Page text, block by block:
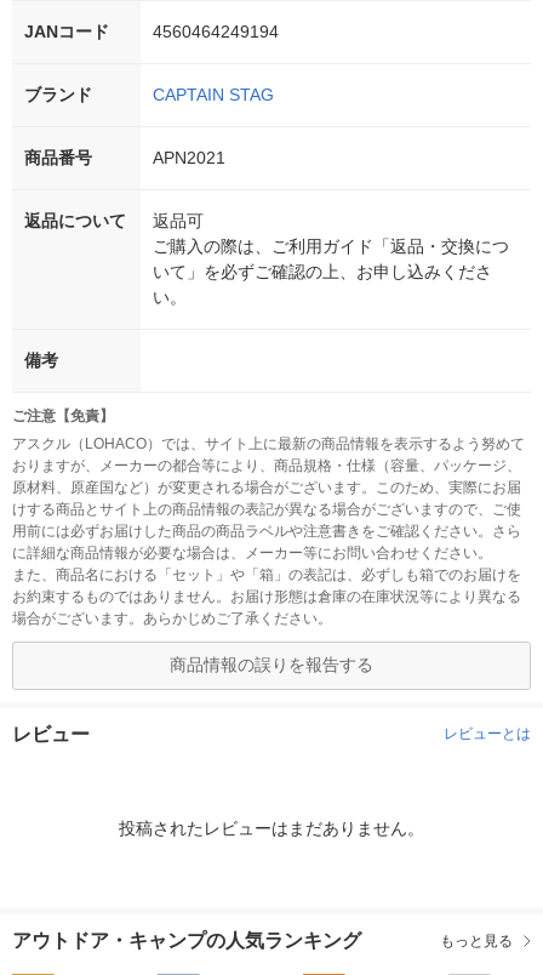
JANコード 4560464249194
ブランド CAPTAIN STAG
商品番号 APN2021
返品について
返品可
ご購入の際は、ご利用ガイド「返品・交換につ
いて」を必ずご確認の上、お申し込みくださ
い。
備考
ご注意【免責】
アスクル（LOHACO）では、サイト上に最新の商品情報を表示するよう努めて
おりますが、メーカーの都合等により、商品規格・仕様（容量、パッケージ、
原材料、原産国など）が変更される場合がございます。このため、実際にお届
けする商品とサイト上の商品情報の表記が異なる場合がございますので、ご使
用前には必ずお届けした商品の商品ラベルや注意書きをご確認ください。さら
に詳細な商品情報が必要な場合は、メーカー等にお問い合わせください。
また、商品名における「セット」や「箱」の表記は、必ずしも箱でのお届けを
お約束するものではありません。お届け形態は倉庫の在庫状況等により異なる
場合がございます。あらかじめご了承ください。
商品情報の誤りを報告する
レビュー レビューとは
投稿されたレビューはまだありません。
アウトドア・キャンプの人気ランキング もっと見る